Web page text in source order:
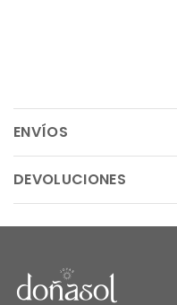
ENVÍOS
DEVOLUCIONES